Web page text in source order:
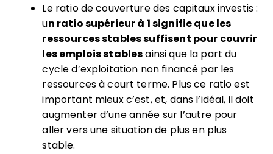
Le ratio de couverture des capitaux investis :
un ratio supérieur à 1 signifie que les
ressources stables suffisent pour couvrir
les emplois stablesainsi que la part du
cycle d’exploitation non financé par les
ressources à court terme. Plus ce ratio est
important mieux c’est, et, dans l’idéal, il doit
augmenter d’une année sur l’autre pour
aller vers une situation de plus en plus
stable.